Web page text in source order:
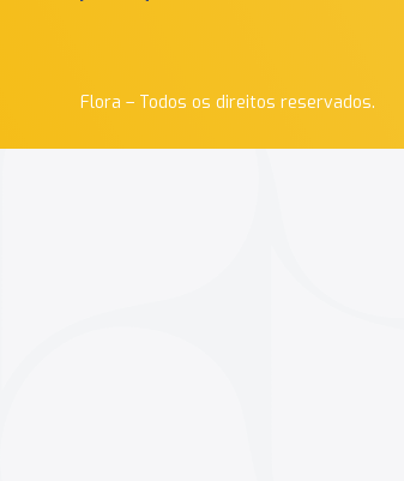
Flora – Todos os direitos reservados.